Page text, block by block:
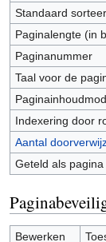
Standaard
Paginalengte (in
Paginanummer
Taal voor de
Indexering door
Aantal
Geteld als
Bewerken